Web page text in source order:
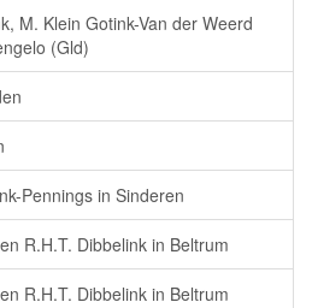
M. Klein Gotink-Van der Weerd
(Gld)
Pennings in Sinderen
R.H.T. Dibbelink in Beltrum
R.H.T. Dibbelink in Beltrum